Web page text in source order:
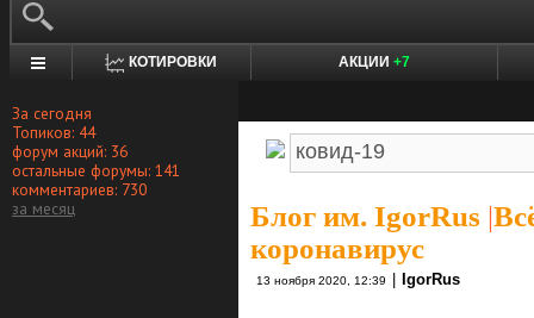
КОТИРОВКИ АКЦИИ +7
За сегодня
Топиков: 44
форум акций: 36
остальные форумы: 141
комментариев: 730
за месяц
Блог им. IgorRus |
коронавирус
13 ноября 2020, 12:39 IgorRus